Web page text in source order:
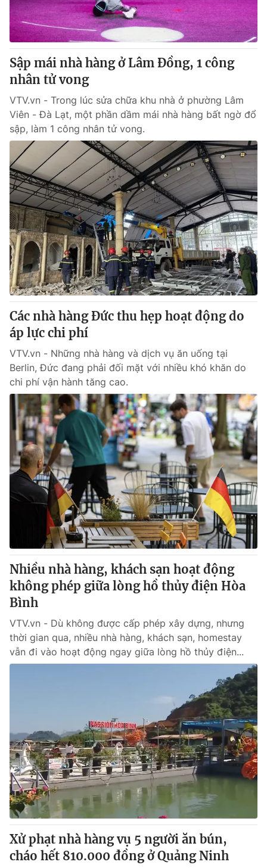
Sản phẩm
Thị trường
Tư vấn
Lịch phát sóng
Chuyên mục khác
Emagazine Podcast
Photo Infographic
Video Shorts video
VTV Money VTV Thể thao
VTV Sức khoẻ Bất động sản
Thị trường 24h Tấm lòng Việt
VTV4 Vươn mình bằng AI
VTV9
Liên hệ tòa soạn English
THỜI BÁO VTV
Theo dõi báo trên
Cơ quan chủ quản:Đài Truyền hình Việt Nam
Cơ quan báo chí:Thời báo VTV
Giấy phép hoạt động báo in và báo điện tử số 483/GP-BTTTT
cấp ngày 29/12/2023
Tổng Biên tập:Vũ Thanh Thủy
Phó Tổng Biên tập:Nguyễn Thị Mỹ Hạnh, Phạm Quốc Thắng,
Nguyễn Trọng Ninh
Tổng đài VTV:
024.38 355 931 - 024.38 355 932
Ðiện thoại Thời báo VTV:024.66 897 897
Email:toasoan@vtv.vn
Liên hệ quảng cáo:024-7300.7108
® Cấm sao chép dưới mọi hình thức nếu không có sự chấp
thuận bằng văn bản. Ghi rõ nguồn VTV.vn khi phát hành lại
thông tin từ website này.
Sập mái nhà hàng ở Lâm Đồng, 1 công
nhân tử vong
VTV.vn - Trong lúc sửa chữa khu nhà ở phường Lâm
Viên - Đà Lạt, một phần dầm mái nhà hàng bất ngờ đổ
sập, làm 1 công nhân tử vong.
Các nhà hàng Đức thu hẹp hoạt động do
áp lực chi phí
VTV.vn - Những nhà hàng và dịch vụ ăn uống tại
Berlin, Đức đang phải đối mặt với nhiều khó khăn do
chi phí vận hành tăng cao.
Nhiều nhà hàng, khách sạn hoạt động
không phép giữa lòng hồ thủy điện Hòa
Bình
VTV.vn - Dù không được cấp phép xây dựng, nhưng
thời gian qua, nhiều nhà hàng, khách sạn, homestay
vẫn đi vào hoạt động ngay giữa lòng hồ thủy điện...
Xử phạt nhà hàng vụ 5 người ăn bún,
cháo hết 810.000 đồng ở Quảng Ninh